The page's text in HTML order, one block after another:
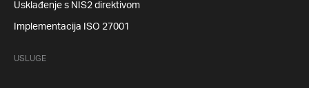
Usklađenje s NIS2 direktivom
Implementacija ISO 27001
USLUGE